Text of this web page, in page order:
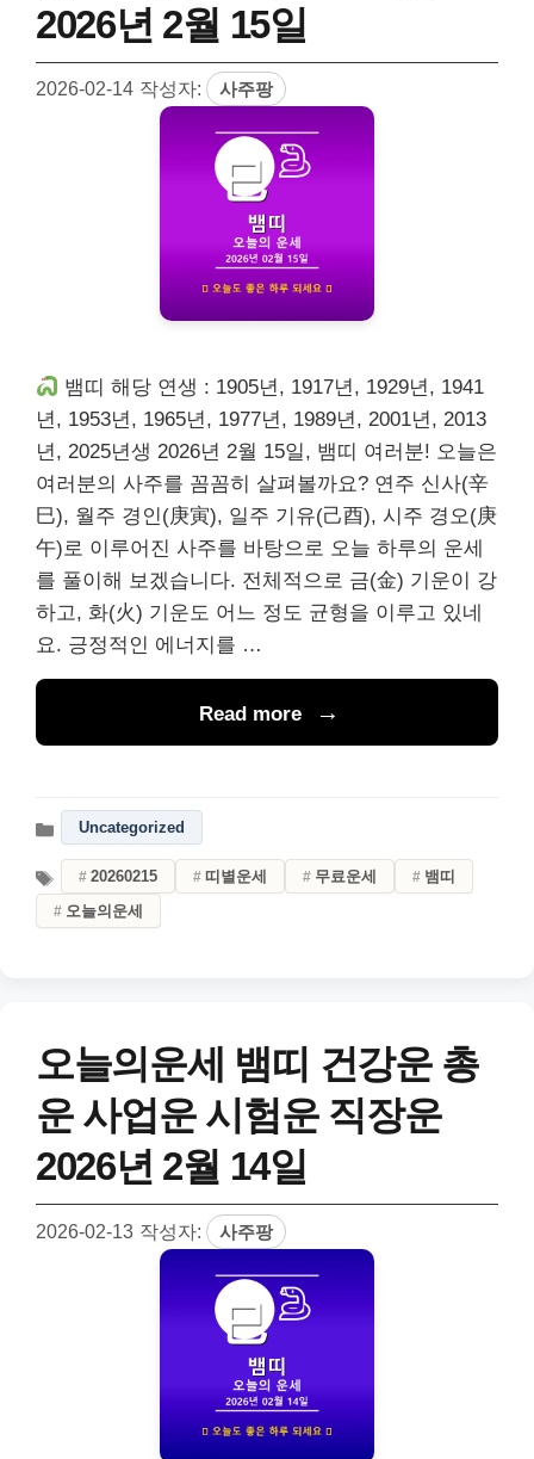
2026년 2월 15일
2026-02-14 작성자: 사주팡
뱀띠 해당 연생 : 1905년, 1917년, 1929년, 1941
년, 1953년, 1965년, 1977년, 1989년, 2001년, 2013
년, 2025년생 2026년 2월 15일, 뱀띠 여러분! 오늘은
여러분의 사주를 꼼꼼히 살펴볼까요? 연주 신사(辛
巳), 월주 경인(庚寅), 일주 기유(己酉), 시주 경오(庚
午)로 이루어진 사주를 바탕으로 오늘 하루의 운세
를 풀이해 보겠습니다. 전체적으로 금(金) 기운이 강
하고, 화(火) 기운도 어느 정도 균형을 이루고 있네
요. 긍정적인 에너지를 …
Read more
Uncategorized
20260215 띠별운세 무료운세
뱀띠
오늘의운세
오늘의운세 뱀띠 건강운 총
운 사업운 시험운 직장운
2026년 2월 14일
2026-02-13 작성자: 사주팡